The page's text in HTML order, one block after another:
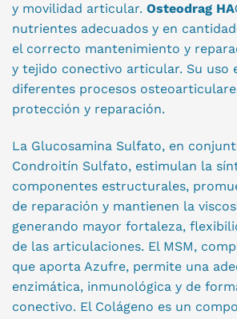
y movilidad articular. Osteodrag
nutrientes adecuados y en
el correcto mantenimiento y
y tejido conectivo articular. Su uso
diferentes procesos
protección y reparación.
La Glucosamina Sulfato, en
Condroitín Sulfato, estimulan la
componentes estructurales,
de reparación y mantienen la
generando mayor fortaleza,
de las articulaciones. El MSM,
que aporta Azufre, permite una
enzimática, inmunológica y de
conectivo. El Colágeno es un